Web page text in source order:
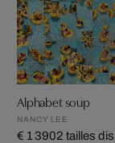
Alphabet soup
NANCY LEE
€ 1 3902 tailles